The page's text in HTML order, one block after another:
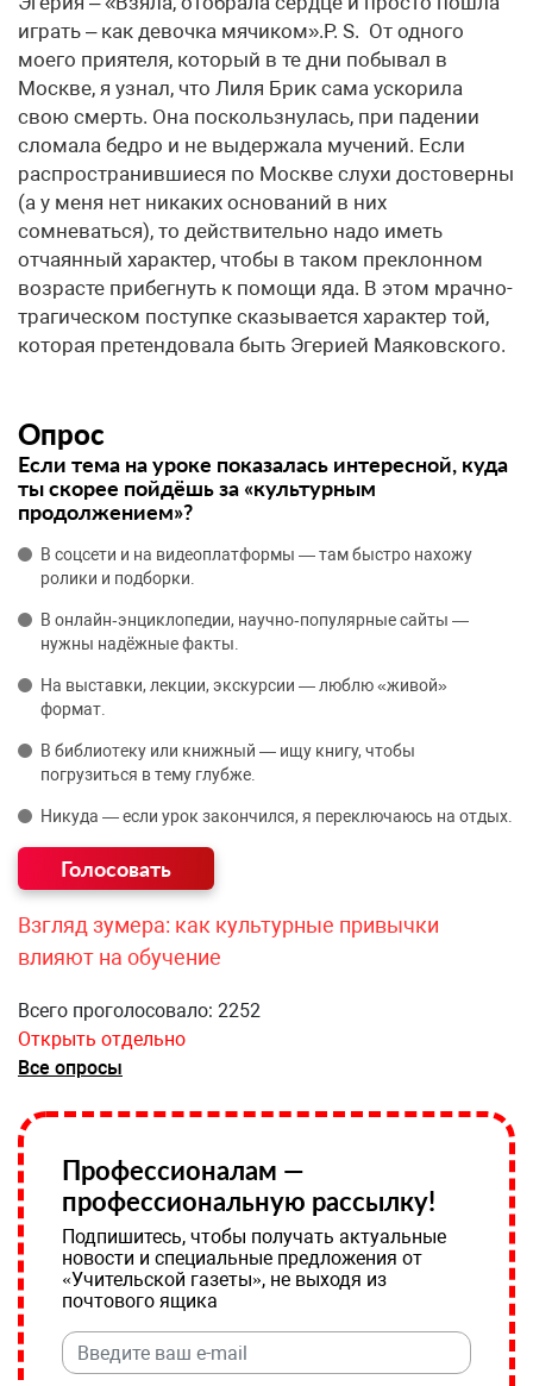
Опрос
Если тема на уроке показалась интересной, куда
ты скорее пойдёшь за «культурным
продолжением»?
В соцсети и на видеоплатформы — там быстро нахожу
ролики и подборки.
В онлайн‑энциклопедии, научно‑популярные сайты —
нужны надёжные факты.
На выставки, лекции, экскурсии — люблю «живой»
формат.
В библиотеку или книжный — ищу книгу, чтобы
погрузиться в тему глубже.
Никуда — если урок закончился, я переключаюсь на отдых.
Взгляд зумера: как культурные привычки
влияют на обучение
Всего проголосовало: 2252
Открыть отдельно
Все опросы
Профессионалам —
профессиональную рассылку!
Подпишитесь, чтобы получать актуальные
новости и специальные предложения от
«Учительской газеты», не выходя из
почтового ящика